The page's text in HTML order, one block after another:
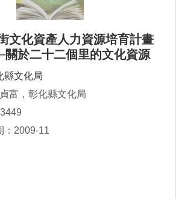
文化資產人力資源培育計畫
關於二十二個里的文化資源
縣文化局
富，彰化縣文化局
：2009-11